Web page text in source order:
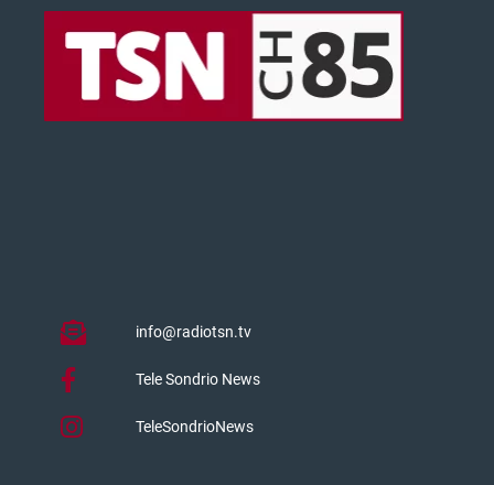
info@radiotsn.tv
Tele Sondrio News
TeleSondrioNews